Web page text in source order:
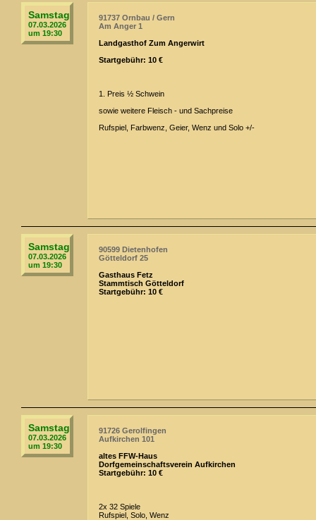
Samstag
07.03.2026
um 19:30
91737 Ornbau / Gern
Am Anger 1
Landgasthof Zum Angerwirt
Startgebühr: 10 €
1. Preis ½ Schwein
sowie weitere Fleisch - und Sachpreise
Rufspiel, Farbwenz, Geier, Wenz und Solo +/-
Samstag
07.03.2026
um 19:30
90599 Dietenhofen
Götteldorf 25
Gasthaus Fetz
Stammtisch Götteldorf
Startgebühr: 10 €
Samstag
07.03.2026
um 19:30
91726 Gerolfingen
Aufkirchen 101
altes FFW-Haus
Dorfgemeinschaftsverein Aufkirchen
Startgebühr: 10 €
2x 32 Spiele
Rufspiel, Solo, Wenz